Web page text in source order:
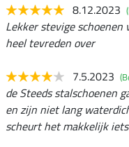
8.12.2023
Lekker stevige
heel tevreden over
7.5.2023
de Steeds stalschoenen
en zijn niet lang
scheurt het makkelijk